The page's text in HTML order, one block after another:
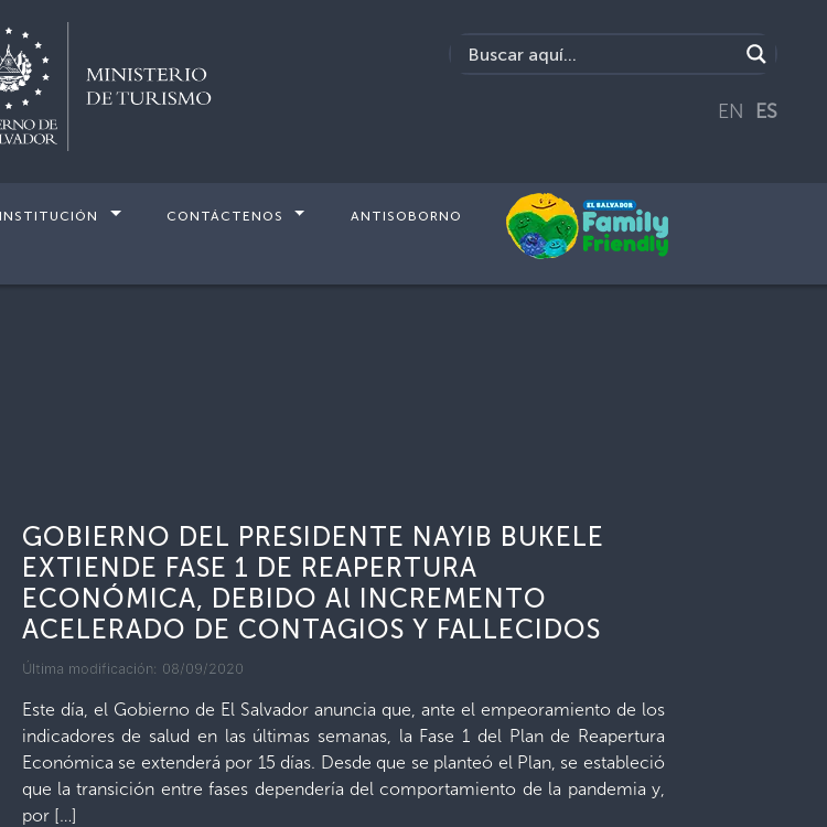
EN ES
INSTITUCIÓN CONTÁCTENOS ANTISOBORNO
GOBIERNO DEL PRESIDENTE NAYIB BUKELE
EXTIENDE FASE 1 DE REAPERTURA
ECONÓMICA, DEBIDO Al INCREMENTO
ACELERADO DE CONTAGIOS Y FALLECIDOS
Última modificación: 08/09/2020
Este día, el Gobierno de El Salvador anuncia que, ante el empeoramiento de los
indicadores de salud en las últimas semanas, la Fase 1 del Plan de Reapertura
Económica se extenderá por 15 días. Desde que se planteó el Plan, se estableció
que la transición entre fases dependería del comportamiento de la pandemia y,
por […]